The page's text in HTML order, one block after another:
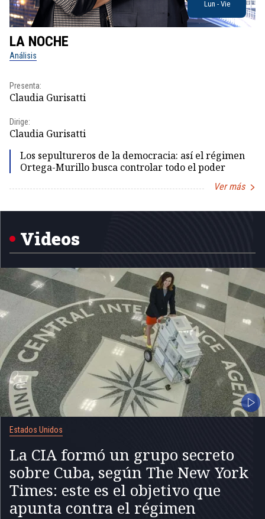
Lun - Vie
LA NOCHE
Análisis
Presenta:
Claudia Gurisatti
Dirige:
Claudia Gurisatti
Los sepultureros de la democracia: así el régimen
Ortega-Murillo busca controlar todo el poder
Ver más
1
Videos
Estados Unidos
La CIA formó un grupo secreto
sobre Cuba, según The New York
Times: este es el objetivo que
apunta contra el régimen